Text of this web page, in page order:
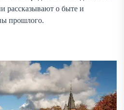
рассказывают о быте и
прошлого.